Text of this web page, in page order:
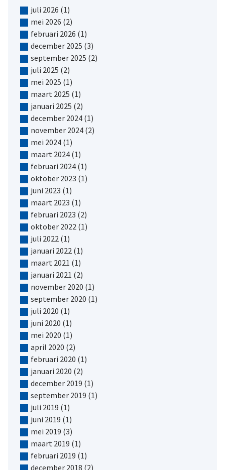
juli 2026 (1)
mei 2026 (2)
februari 2026 (1)
december 2025 (3)
september 2025 (2)
juli 2025 (2)
mei 2025 (1)
maart 2025 (1)
januari 2025 (2)
december 2024(1)
november 2024(2)
mei 2024(1)
maart 2024(1)
februari 2024(1)
oktober 2023 (1)
juni 2023 (1)
maart 2023 (1)
februari 2023 (2)
oktober 2022 (1)
juli 2022 (1)
januari 2022 (1)
maart 2021 (1)
januari 2021 (2)
november 2020 (1)
september 2020 (1)
juli 2020 (1)
juni 2020 (1)
mei 2020 (1)
april 2020 (2)
februari 2020 (1)
januari 2020 (2)
december 2019 (1)
september 2019 (1)
juli 2019 (1)
juni 2019 (1)
mei 2019 (3)
maart 2019 (1)
februari 2019 (1)
december 2018 (2)